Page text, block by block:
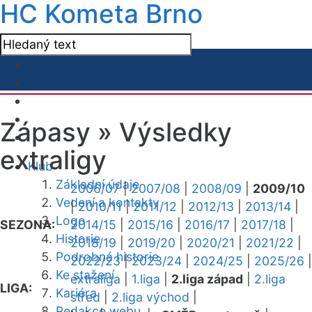
HC Kometa Brno
Klub
Základní údaje
Vedení a kontakty
Logo
Historie
Podrobná historie
Ke stažení
Kariéra
Zápasy » Výsledky
extraligy
SEZONA:
2006/07|2007/08 2008/09
2009/10
|2010/11|2011/12 2012/13 2013/14
2014/15
2015/16 2016/17 2017/18
2018/19
2019/20 2020/21 2021/22
2022/23|2023/24 2024/25 2025/26
LIGA:
extraliga 1.liga 2.liga západ
2.liga
střed
2.liga východ